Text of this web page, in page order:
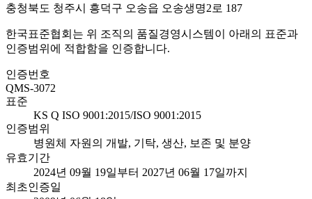
충청북도 청주시 흥덕구 오송읍 오송생명2로 187
한국표준협회는 위 조직의 품질경영시스템이 아래의 표준과
인증범위에 적합함을 인증합니다.
인증번호
QMS-3072
표준
KS Q ISO 9001:2015/ISO 9001:2015
인증범위
병원체 자원의 개발, 기탁, 생산, 보존 및 분양
유효기간
2024년 09월 19일부터 2027년 06월 17일까지
최초인증일